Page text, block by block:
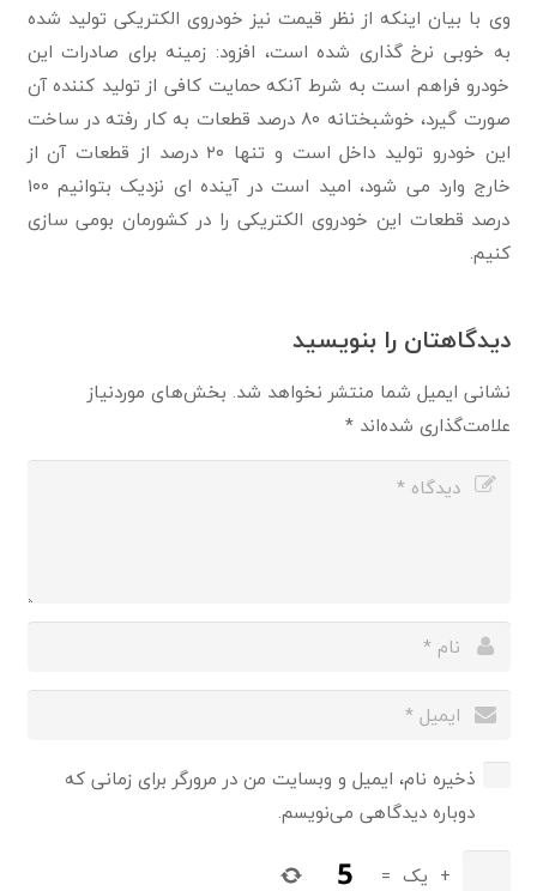
وی با بیان اینکه از نظر قیمت نیز خودروی الکتریکی تولید شده
به خوبی نرخ گذاری شده است، افزود: زمینه برای صادرات این
خودرو فراهم است به شرط آنکه حمایت کافی از تولید کننده آن
صورت گیرد، خوشبختانه ۸۰ درصد قطعات به کار رفته در ساخت
این خودرو تولید داخل است و تنها ۲۰ درصد از قطعات آن از
خارج وارد می شود، امید است در آینده ای نزدیک بتوانیم ۱۰۰
درصد قطعات این خودروی الکتریکی را در کشورمان بومی سازی
کنیم.
دیدگاهتان را بنویسید
نشانی ایمیل شما منتشر نخواهد شد. بخش‌های موردنیاز
علامت‌گذاری شده‌اند*
ذخیره نام، ایمیل و وبسایت من در مرورگر برای زمانی که
دوباره دیدگاهی می‌نویسم.
+ یک =